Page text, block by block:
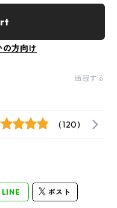
の方向け
通報する
(120)
LINE ポスト